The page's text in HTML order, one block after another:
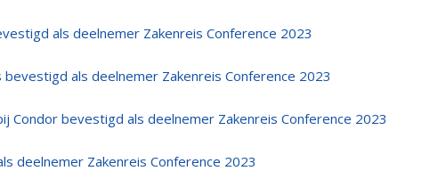
als deelnemer Zakenreis Conference 2023
bevestigd als deelnemer Zakenreis Conference 2023
Condor bevestigd als deelnemer Zakenreis Conference 2023
deelnemer Zakenreis Conference 2023